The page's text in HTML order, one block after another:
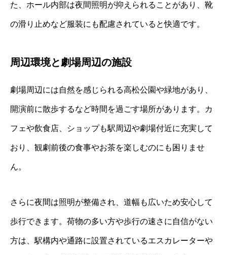
た、ホール内部は夜間照明が抑えられることがあり、靴
の滑り止めなど服装にも配慮されていると快適です。
周辺環境と劇場周辺の施設
劇場周辺には自然を感じられる高松公園や緑地があり、
開演前に散歩するなど時間を過ごす場所があります。カ
フェや飲食店、ショップも駅周辺や劇場付近に充実して
おり、観劇前後の食事やお茶を楽しむのにも困りませ
ん。
さらに夜間は照明が整備され、道幅も広いため安心して
歩行できます。荷物の多い方や歩行の速さに自信がない
方は、駅構内や通路に設置されているエスカレーターや